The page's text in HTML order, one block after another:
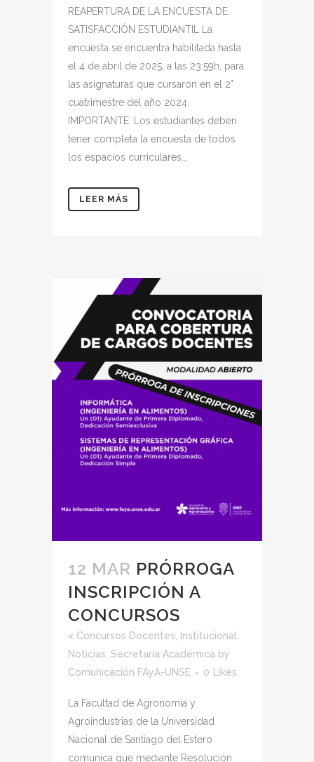
REAPERTURA DE LA ENCUESTA DE
SATISFACCIÓN ESTUDIANTIL La
encuesta se encuentra habilitada hasta
el 4 de abril de 2025, a las 23:59h, para
las asignaturas que cursaron en el 2°
cuatrimestre del año 2024.
IMPORTANTE: Los estudiantes deben
tener completa la encuesta de todos
los espacios curriculares...
LEER MÁS
12 MAR PRÓRROGA
INSCRIPCIÓN A
CONCURSOS
< Concursos Docentes, Institucional,
Noticias, Secretaría Académica by
Comunicación FAyA-UNSE
0 Likes
La Facultad de Agronomía y
Agroindustrias de la Universidad
Nacional de Santiago del Estero
comunica que mediante Resolución